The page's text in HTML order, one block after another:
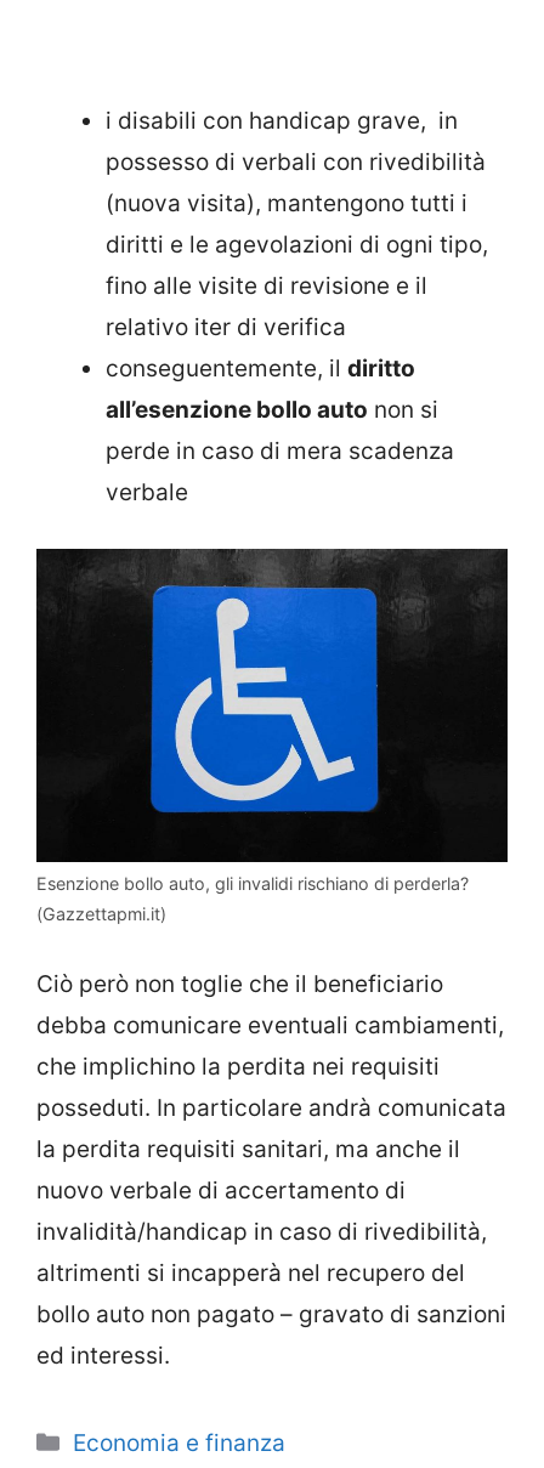
i disabili con handicap grave, in
possesso di verbali con rivedibilità
(nuova visita), mantengono tutti i
diritti e le agevolazioni di ogni tipo,
fino alle visite di revisione e il
relativo iter di verifica
conseguentemente, il diritto
all’esenzione bollo auto non si
perde in caso di mera scadenza
verbale
Esenzione bollo auto, gli invalidi rischiano di perderla?
(Gazzettapmi.it)
Ciò però non toglie che il beneficiario
debba comunicare eventuali cambiamenti,
che implichino la perdita nei requisiti
posseduti. In particolare andrà comunicata
la perdita requisiti sanitari, ma anche il
nuovo verbale di accertamento di
invalidità/handicap in caso di rivedibilità,
altrimenti si incapperà nel recupero del
bollo auto non pagato – gravato di sanzioni
ed interessi.
Categorie
Economia e finanza